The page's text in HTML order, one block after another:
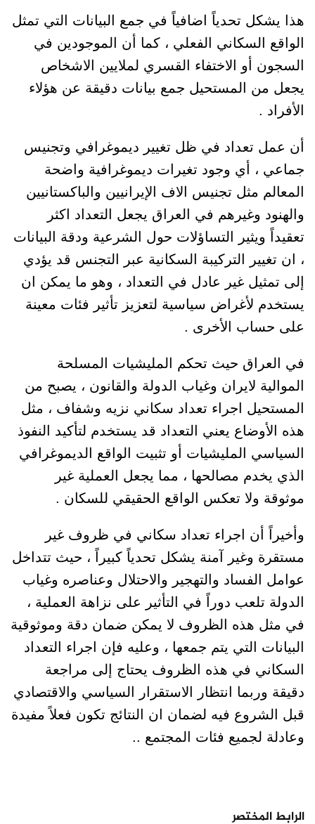
هذا يشكل تحدياً اضافياً في جمع البيانات التي تمثل
الواقع السكاني الفعلي ، كما أن الموجودين في
السجون أو الاختفاء القسري لملايين الاشخاص
يجعل من المستحيل جمع بيانات دقيقة عن هؤلاء
الأفراد .
أن عمل تعداد في ظل تغيير ديموغرافي وتجنيس
جماعي ، أي وجود تغيرات ديموغرافية واضحة
المعالم مثل تجنيس الاف الإيرانيين والباكستانيين
والهنود وغيرهم في العراق يجعل التعداد اكثر
تعقيداً ويثير التساؤلات حول الشرعية ودقة البيانات
، ان تغيير التركيبة السكانية عبر التجنس قد يؤدي
إلى تمثيل غير عادل في التعداد ، وهو ما يمكن ان
يستخدم لأغراض سياسية لتعزيز تأثير فئات معينة
على حساب الأخرى .
في العراق حيث تحكم المليشيات المسلحة
الموالية لايران وغياب الدولة والقانون ، يصبح من
المستحيل اجراء تعداد سكاني نزيه وشفاف ، مثل
هذه الأوضاع يعني التعداد قد يستخدم لتأكيد النفوذ
السياسي المليشيات أو تثبيت الواقع الديموغرافي
الذي يخدم مصالحها ، مما يجعل العملية غير
موثوقة ولا تعكس الواقع الحقيقي للسكان .
وأخيراً أن اجراء تعداد سكاني في ظروف غير
مستقرة وغير آمنة يشكل تحدياً كبيراً ، حيث تتداخل
عوامل الفساد والتهجير والاحتلال وعناصره وغياب
الدولة تلعب دوراً في التأثير على نزاهة العملية ،
في مثل هذه الظروف لا يمكن ضمان دقة وموثوقية
البيانات التي يتم جمعها ، وعليه فإن اجراء التعداد
السكاني في هذه الظروف يحتاج إلى مراجعة
دقيقة وربما انتظار الاستقرار السياسي والاقتصادي
قبل الشروع فيه لضمان ان النتائج تكون فعلاً مفيدة
وعادلة لجميع فئات المجتمع ..
الرابط المختصر